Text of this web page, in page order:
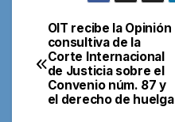
Navegación
de
entradas
OIT recibe la Opinión
consultiva de la
Corte Internacional
de Justicia sobre el
Convenio núm. 87 y
el derecho de huelga